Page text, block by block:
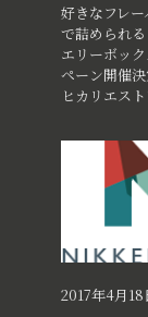
好きなフレ
で詰められ
エリーボッ
ペーン開催
ヒカリエスト
2017年4月18